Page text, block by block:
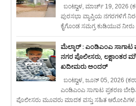
ಬಂಟ್ವಾಳ, ಮಾರ್ಚ್ 19, 2026
ಪುರಸಭಾ ವ್ಯಾಪ್ತಿಯ ನಗರಗಳಿಗೆ
ಕೈಗೊಂಡ ಸಮಗ್ರ ಕುಡಿಯುವ
ಮೆಲ್ಕಾರ್ : ಎಂಡಿಎಂಎ ಸಾಗಾಟ
ನಗರ ಪೊಲೀಸರು,
ಖದೀಮರು ಅಂದರ್
ಬಂಟ್ವಾಳ, ಜೂನ್ 05, 2026
ಎಂಡಿಎಂಎ ಸಾಗಾಟ ಪ್ರಕರಣ
ಪೊಲೀಸರು ಮೂವರು ಮಾದಕ ವಸ್ತು ಸಹಿತ ಆರೋಪಿಗಳ...